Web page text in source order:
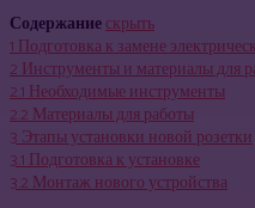
Содержаниескрыть
1Подготовка к замене
2Инструменты и материалы для
2.1Необходимые инструменты
2.2Материалы для работы
3Этапы установки новой розетки
3.1Подготовка к установке
3.2Монтаж нового устройства